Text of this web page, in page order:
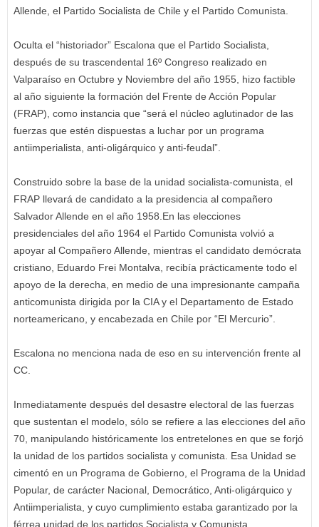
Allende, el Partido Socialista de Chile y el Partido Comunista.
Oculta el “historiador” Escalona que el Partido Socialista,
después de su trascendental 16º Congreso realizado en
Valparaíso en Octubre y Noviembre del año 1955, hizo factible
al año siguiente la formación del Frente de Acción Popular
(FRAP), como instancia que “será el núcleo aglutinador de las
fuerzas que estén dispuestas a luchar por un programa
antiimperialista, anti-oligárquico y anti-feudal”.
Construido sobre la base de la unidad socialista-comunista, el
FRAP llevará de candidato a la presidencia al compañero
Salvador Allende en el año 1958.En las elecciones
presidenciales del año 1964 el Partido Comunista volvió a
apoyar al Compañero Allende, mientras el candidato demócrata
cristiano, Eduardo Frei Montalva, recibía prácticamente todo el
apoyo de la derecha, en medio de una impresionante campaña
anticomunista dirigida por la CIA y el Departamento de Estado
norteamericano, y encabezada en Chile por “El Mercurio”.
Escalona no menciona nada de eso en su intervención frente al
CC.
Inmediatamente después del desastre electoral de las fuerzas
que sustentan el modelo, sólo se refiere a las elecciones del año
70, manipulando históricamente los entretelones en que se forjó
la unidad de los partidos socialista y comunista. Esa Unidad se
cimentó en un Programa de Gobierno, el Programa de la Unidad
Popular, de carácter Nacional, Democrático, Anti-oligárquico y
Antiimperialista, y cuyo cumplimiento estaba garantizado por la
férrea unidad de los partidos Socialista y Comunista.